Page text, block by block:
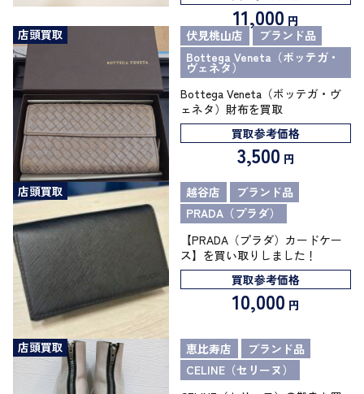
11,000 円
店頭買取
伏見桃山店
ブランド品
Bottega Veneta（ボッテガ・
ヴェネタ）
Bottega Veneta（ボッテガ・ヴ
ェネタ）財布を買取
買取参考価格
3,500 円
店頭買取
越谷店
ブランド品
PRADA（プラダ）
【PRADA（プラダ）カードケー
ス】を買い取りしました！
買取参考価格
10,000 円
店頭買取 恵比寿店
ブランド品
CELINE（セリーヌ）